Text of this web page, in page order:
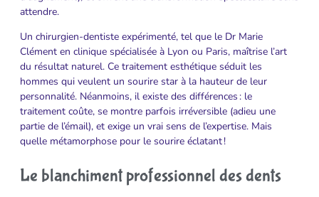
attendre.
Un chirurgien-dentiste expérimenté, tel que le Dr Marie
Clément en clinique spécialisée à Lyon ou Paris, maîtrise l’art
du résultat naturel. Ce traitement esthétique séduit les
hommes qui veulent un sourire star à la hauteur de leur
personnalité. Néanmoins, il existe des différences : le
traitement coûte, se montre parfois irréversible (adieu une
partie de l’émail), et exige un vrai sens de l’expertise. Mais
quelle métamorphose pour le sourire éclatant !
Le blanchiment professionnel des dents